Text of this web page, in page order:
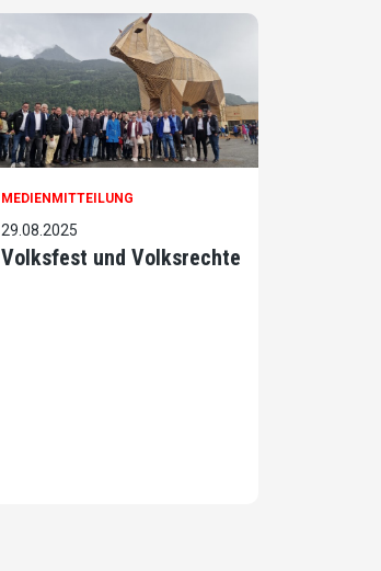
MEDIENMITTEILUNG
29.08.2025
Volksfest und Volksrechte